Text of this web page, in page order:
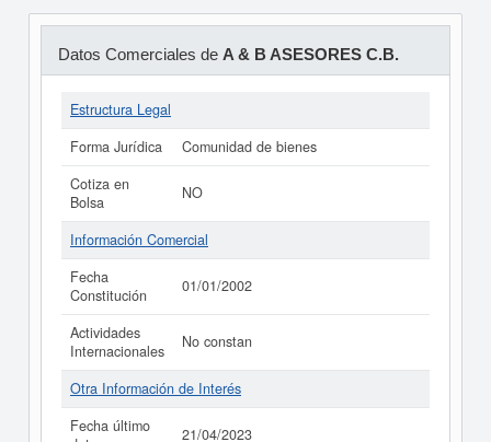
Datos Comerciales de A & B ASESORES C.B.
Estructura Legal
Forma Jurídica
Comunidad de bienes
Cotiza en
Bolsa
NO
Información Comercial
Fecha
Constitución
01/01/2002
Actividades
Internacionales
No constan
Otra Información de Interés
Fecha último
21/04/2023